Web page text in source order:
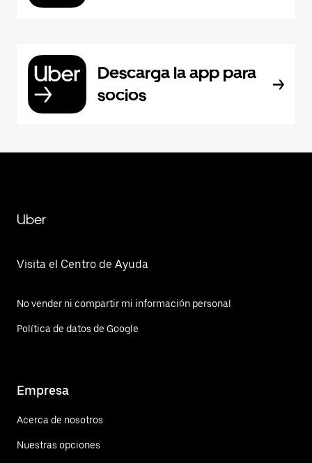
Descarga la app para
socios
Uber
Visita el Centro de Ayuda
No vender ni compartir mi información personal
Política de datos de Google
Empresa
Acerca de nosotros
Nuestras opciones